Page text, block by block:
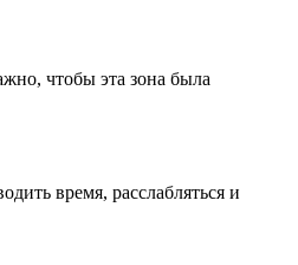
чтобы эта зона была
время, расслабляться и